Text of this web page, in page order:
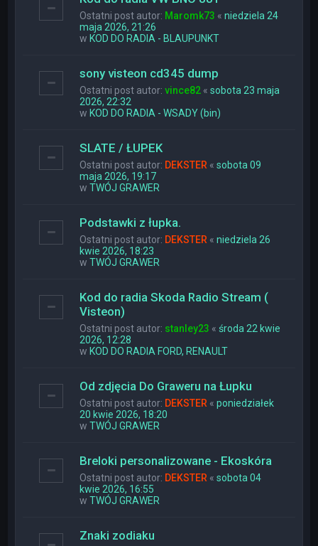
Ostatni post autor: Maromk73 «niedziela 24
maja 2026, 21:26
w KOD DO RADIA - BLAUPUNKT
sony visteon cd345 dump
Ostatni post autor:vince82 «sobota 23 maja
2026, 22:32
w KOD DO RADIA - WSADY (bin)
SLATE / ŁUPEK
Ostatni post autor: DEKSTER «sobota 09
maja 2026, 19:17
wTWÓJ GRAWER
Podstawki z łupka.
Ostatni post autor: DEKSTER «niedziela 26
kwie 2026, 18:23
wTWÓJ GRAWER
Kod do radia Skoda Radio Stream (
Visteon)
Ostatni post autor: stanley23 «środa 22 kwie
2026, 12:28
w KOD DO RADIA FORD, RENAULT
Od zdjęcia Do Graweru na Łupku
Ostatni post autor: DEKSTER «poniedziałek
20 kwie 2026, 18:20
wTWÓJ GRAWER
Breloki personalizowane - Ekoskóra
Ostatni post autor: DEKSTER «sobota 04
kwie 2026, 16:55
wTWÓJ GRAWER
Znaki zodiaku